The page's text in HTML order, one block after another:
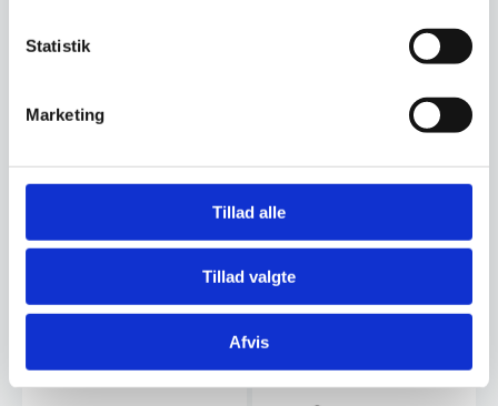
Statistik
Marketing
Tillad alle
Tillad valgte
Afvis
grundlagt i 1971. Sortimentet af
Bage signallys• Trinløs
799,00
pris
Den
aktuelle
pris
er:
574,00 DKK.